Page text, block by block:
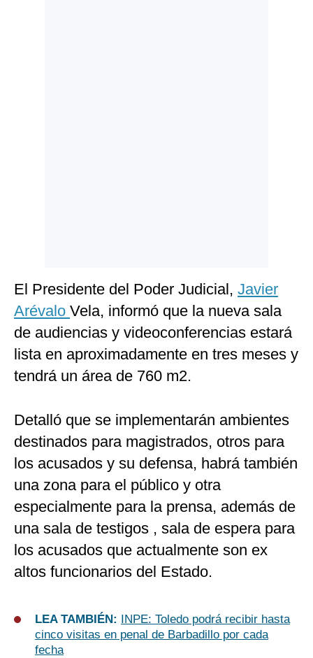
El Presidente del Poder Judicial, Javier
Arévalo Vela, informó que la nueva sala
de audiencias y videoconferencias estará
lista en aproximadamente en tres meses y
tendrá un área de 760 m2.
Detalló que se implementarán ambientes
destinados para magistrados, otros para
los acusados y su defensa, habrá también
una zona para el público y otra
especialmente para la prensa, además de
una sala de testigos , sala de espera para
los acusados que actualmente son ex
altos funcionarios del Estado.
LEA TAMBIÉN:
INPE: Toledo podrá recibir hasta
cinco visitas en penal de Barbadillo por cada
fecha